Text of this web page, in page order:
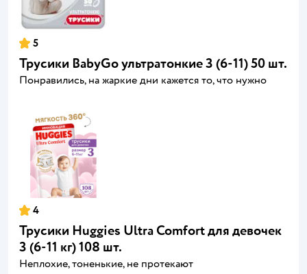
5
Трусики BabyGo ультратонкие 3 (6-11) 50 шт.
Понравились, на жаркие дни кажется то, что нужно
4
Трусики Huggies Ultra Comfort для девочек
3 (6-11 кг) 108 шт.
Неплохие, тоненькие, не протекают